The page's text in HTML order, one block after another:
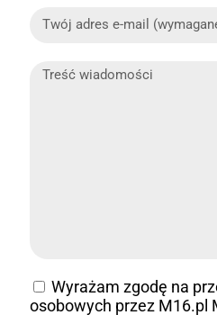
Wyrażam zgodę na
osobowych przez M16.pl